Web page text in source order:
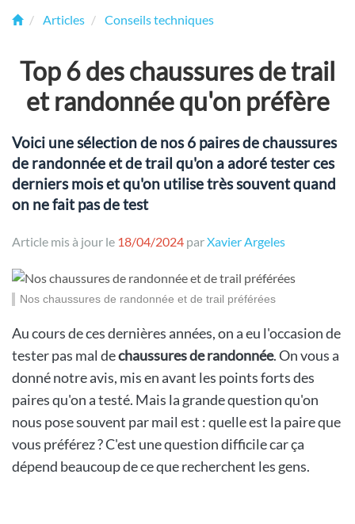
Articles Conseils techniques
Top 6 des chaussures de trail
et randonnée qu'on préfère
Voici une sélection de nos 6 paires de chaussures
de randonnée et de trail qu'on a adoré tester ces
derniers mois et qu'on utilise très souvent quand
on ne fait pas de test
Article mis à jour le 18/04/2024 parXavier Argeles
Nos chaussures de randonnée et de trail préférées
Au cours de ces dernières années, on a eu l'occasion de
tester pas mal dechaussures de randonnée. On vous a
donné notre avis, mis en avant les points forts des
paires qu'on a testé. Mais la grande question qu'on
nous pose souvent par mail est : quelle est la paire que
vous préférez ? C'est une question difficile car ça
dépend beaucoup de ce que recherchent les gens.